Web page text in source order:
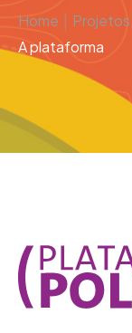
Home Projetos
A plataforma